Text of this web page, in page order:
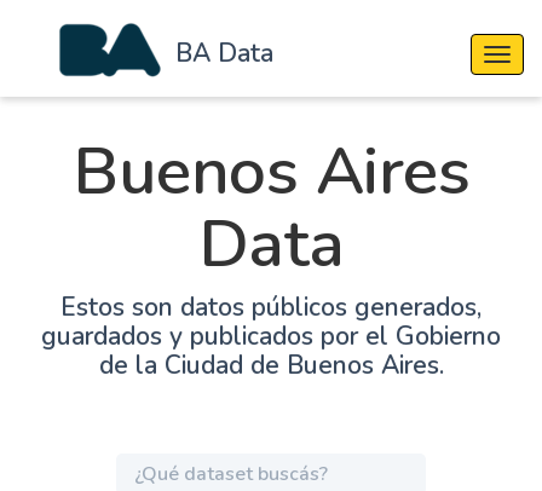
BA Data
Buenos Aires
Data
Estos son datos públicos generados,
guardados y publicados por el Gobierno
de la Ciudad de Buenos Aires.